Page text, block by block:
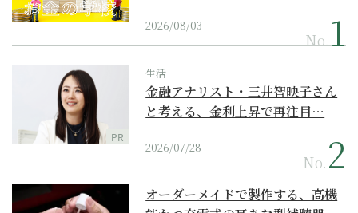
2026/08/03
No.
PR
生活
金融アナリスト・三井智映子さん
と考える、金利上昇で再注目…
2026/07/28
No.
オーダーメイドで製作する、高機